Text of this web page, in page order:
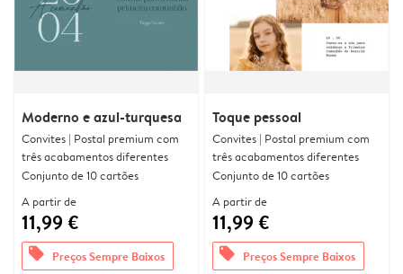
Moderno e azul-turquesa
Convites | Postal premium com
três acabamentos diferentes
Conjunto de 10 cartões
A partir de
11,99 €
offers Preços Sempre Baixos
Toque pessoal
Convites | Postal premium com
três acabamentos diferentes
Conjunto de 10 cartões
A partir de
11,99 €
offers Preços Sempre Baixos